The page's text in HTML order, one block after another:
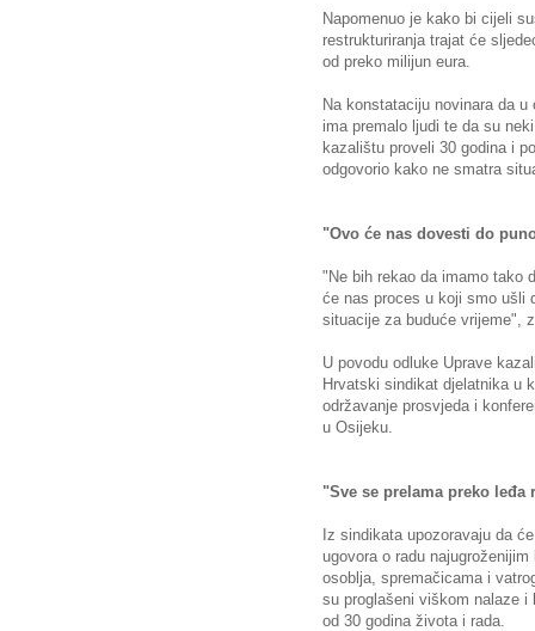
Napomenuo je kako bi cijeli
restrukturiranja trajat će
od preko milijun eura.
Na konstataciju novinara da
ima premalo ljudi te da su
kazalištu proveli 30 godina i
odgovorio kako ne smatra
"Ovo će nas dovesti do
"Ne bih rekao da imamo tako
će nas proces u koji smo ušli
situacije za buduće vrijeme",
U povodu odluke Uprave
Hrvatski sindikat djelatnika u
održavanje prosvjeda i
u Osijeku.
"Sve se prelama preko
Iz sindikata upozoravaju da
ugovora o radu
osoblja, spremačicama i
su proglašeni viškom nalaze
od 30 godina života i rada.